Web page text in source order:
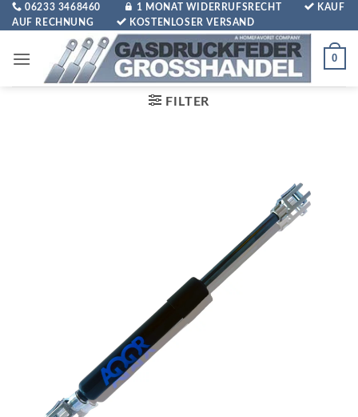
Zum
Inhalt
06233 3468460 1 MONAT WIDERRUFSRECHT
KAUF
AUF RECHNUNG
KOSTENLOSER VERSAND
0
FILTER